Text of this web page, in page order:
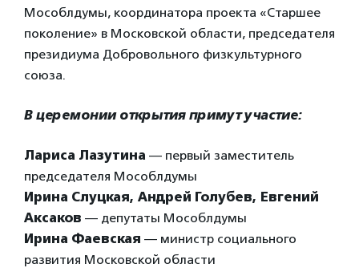
Мособлдумы, координатора проекта «Старшее
поколение» в Московской области, председателя
президиума Добровольного физкультурного
союза.
В церемонии открытия примут участие:
Лариса Лазутина — первый заместитель
председателя Мособлдумы
Ирина Слуцкая, Андрей Голубев, Евгений
Аксаков — депутаты Мособлдумы
Ирина Фаевская — министр социального
развития Московской области